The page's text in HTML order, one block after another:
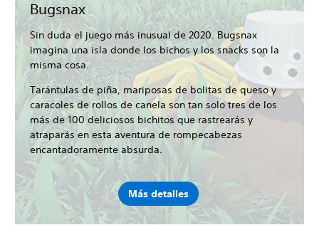
Bugsnax
Sin duda el juego más inusual de 2020. Bugsnax
imagina una isla donde los bichos y los snacks son la
misma cosa.
Tarántulas de piña, mariposas de bolitas de queso y
caracoles de rollos de canela son tan solo tres de los
más de 100 deliciosos bichitos que rastrearás y
atraparás en esta aventura de rompecabezas
encantadoramente absurda.
Más detalles